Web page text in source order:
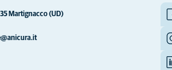
Martignacco (UD)